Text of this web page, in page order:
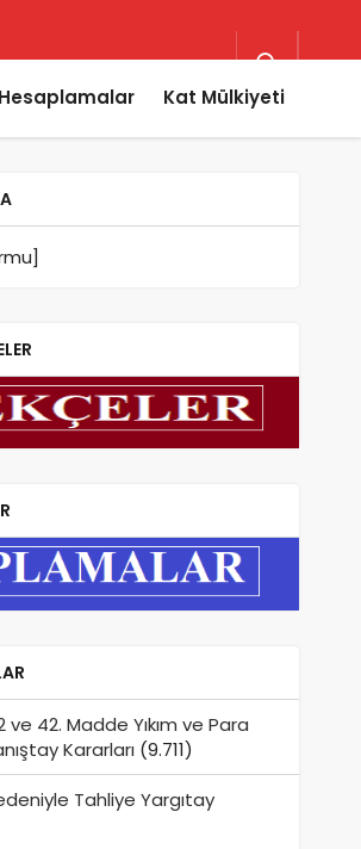
Hesaplamalar Kat Mülkiyeti
42. Madde Yıkım ve Para
Kararları (9.711)
Tahliye Yargıtay